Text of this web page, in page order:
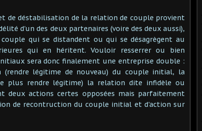
de déstabilisation de la relation de couple provient
d'un des deux partenaires (voire des deux aussi),
qui se distandent ou qui se désagrègent au
qui en héritent. Vouloir resserrer ou bien
sera donc finalement une entreprise double :
(rendre légitime de nouveau) du couple initial, la
plus rendre légitime) la relation dite infidèle ou
deux actions certes opposées mais parfaitement
de recontruction du couple initial et d'action sur